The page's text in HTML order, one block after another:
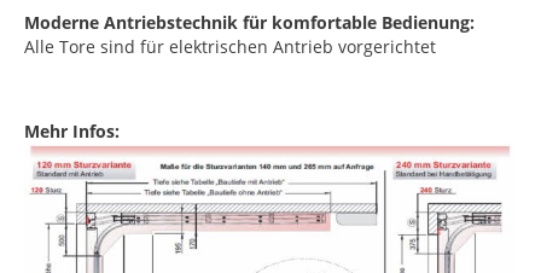
Moderne Antriebstechnik für komfortable Bedienung:
Alle Tore sind für elektrischen Antrieb vorgerichtet
Mehr Infos: